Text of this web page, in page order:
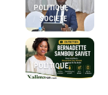
POLITIQUE
SOCIETE
POLITIQUE